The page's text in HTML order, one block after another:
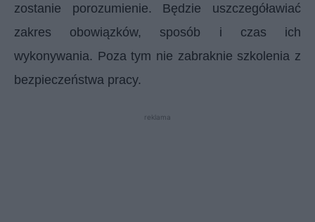
zostanie porozumienie. Będzie uszczegóławiać
zakres obowiązków, sposób i czas ich
wykonywania. Poza tym nie zabraknie szkolenia z
bezpieczeństwa pracy.
reklama